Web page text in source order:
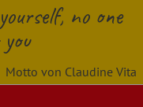
no one
Motto von Claudine Vita